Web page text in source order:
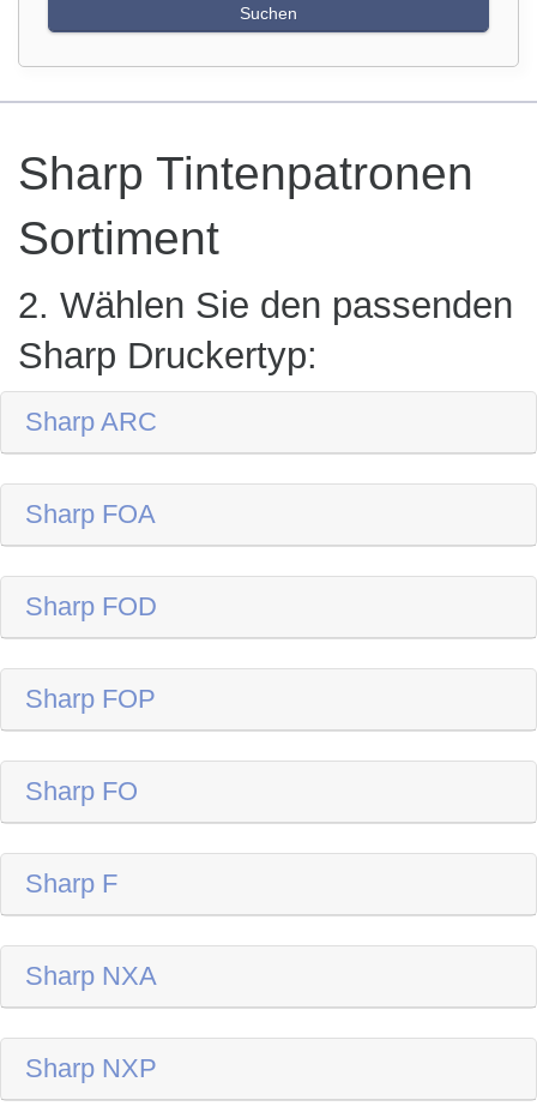
Sharp Tintenpatronen
Sortiment
2. Wählen Sie den passenden
Sharp Druckertyp:
Sharp ARC
Sharp FOA
Sharp FOD
Sharp FOP
Sharp FO
Sharp F
Sharp NXA
Sharp NXP